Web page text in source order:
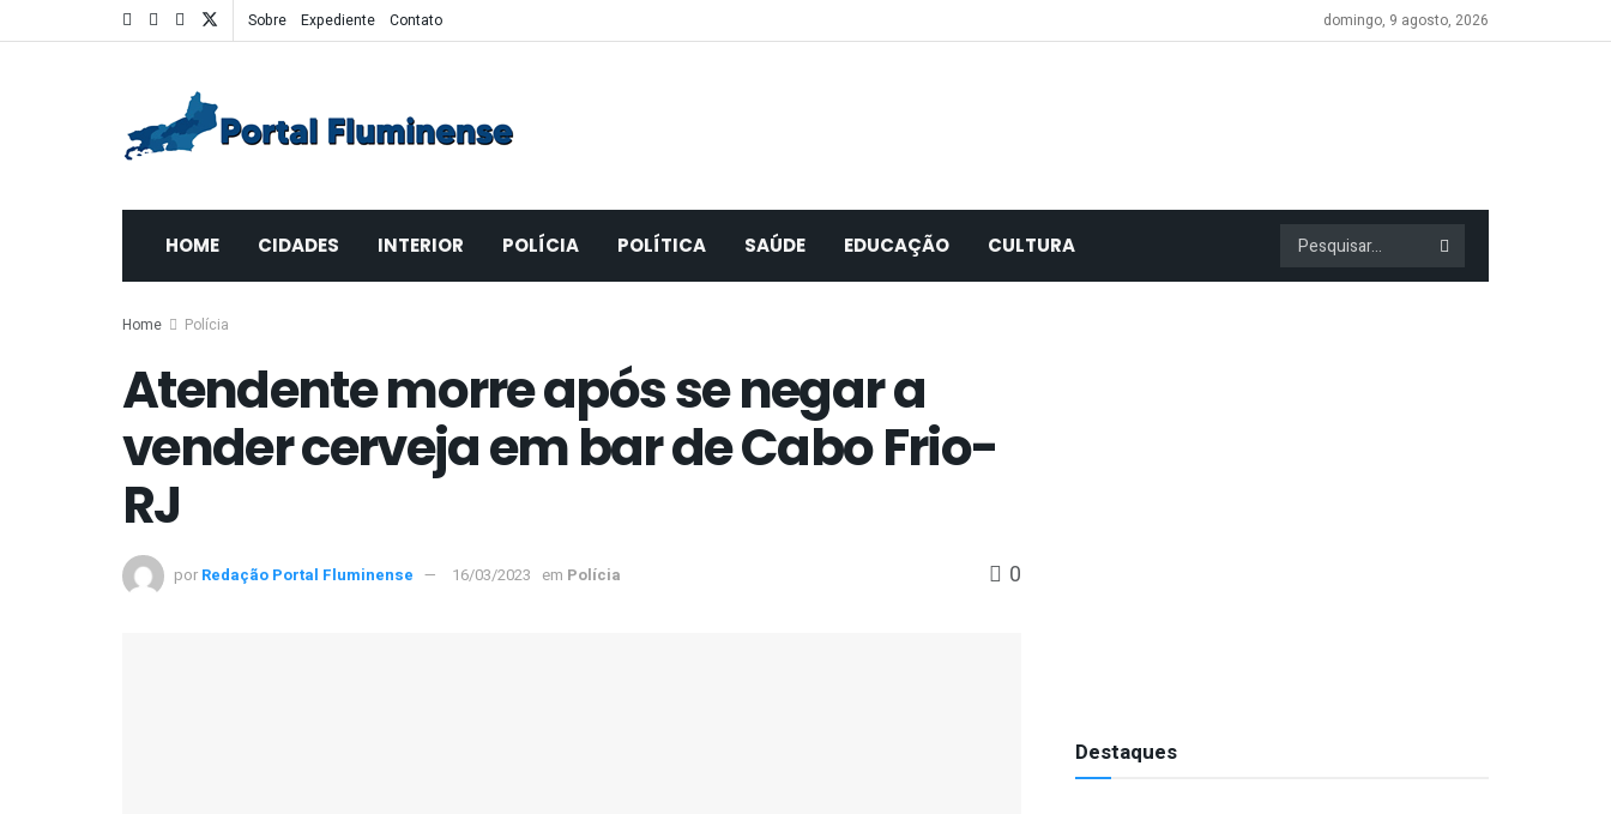
Sobre Expediente Contato domingo, 9 agosto, 2026
HOME CIDADES INTERIOR POLÍCIA POLÍTICA SAÚDE EDUCAÇÃO CULTURA
Home Polícia
Atendente morre após se negar a
vender cerveja em bar de Cabo Frio-
RJ
por Redação Portal Fluminense 16/03/2023 em Polícia 0
Destaques